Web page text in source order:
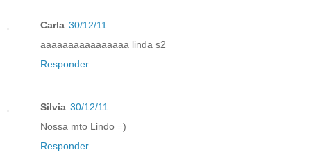
Carla 30/12/11
aaaaaaaaaaaaaaaa linda s2
Responder
Silvia 30/12/11
Nossa mto Lindo =)
Responder